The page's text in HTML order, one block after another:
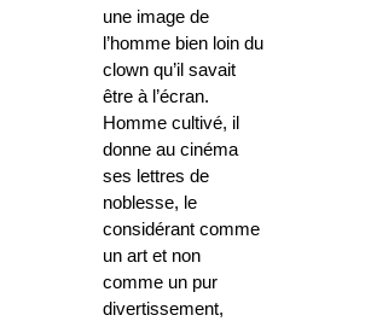
une image de
l’homme bien loin du
clown qu’il savait
être à l’écran.
Homme cultivé, il
donne au cinéma
ses lettres de
noblesse, le
considérant comme
un art et non
comme un pur
divertissement,